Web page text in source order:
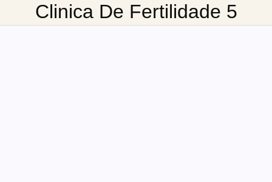
Clinica De Fertilidade 5